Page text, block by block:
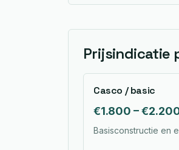
Prijsindicatie
Casco / basic
€1.800 –
Basisconstructie en